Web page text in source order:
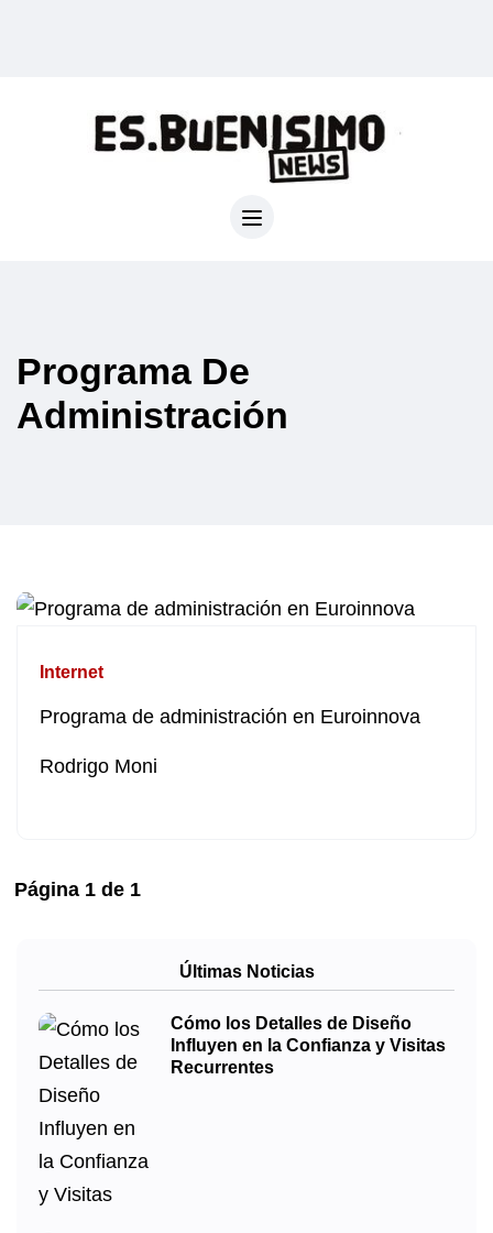
Programa De
Administración
Internet
Programa de administración en Euroinnova
Rodrigo Moni
Página 1 de 1
Últimas Noticias
Cómo los Detalles de Diseño
Influyen en la Confianza y Visitas
Recurrentes